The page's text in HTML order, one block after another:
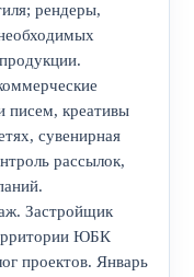
рендеры,
писем, креативы
сувенирная
рассылок,
Застройщик
ЮБК
проектов. Январь